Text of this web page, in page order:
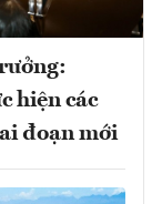
hiện các
đoạn mới